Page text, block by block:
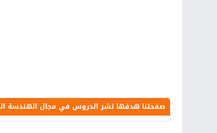
صفحتنا هدفها نشر الدروس في مجال الهندسة